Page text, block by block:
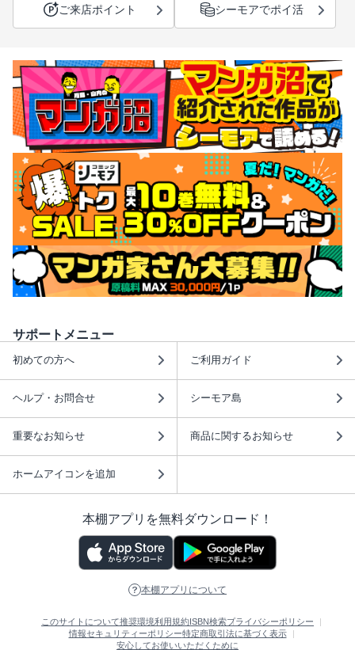
ご来店ポイント シーモアでポイ活
サポートメニュー
初めての方へ ご利用ガイド
ヘルプ・お問合せ シーモア島
重要なお知らせ 商品に関するお知らせ
ホームアイコンを追加
本棚アプリを無料ダウンロード！
本棚アプリについて
このサイトについて推奨環境利用規約 ISBN検索プライバシーポリシー
情報セキュリティーポリシー特定商取引法に基づく表示
安心してお使いいただくために